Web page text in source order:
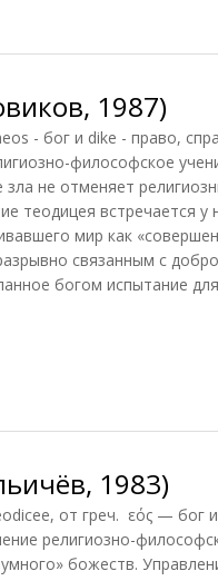
1987)
- бог и dike - право,
философское
не отменяет
теодицея встречается
мир как
связанным с
богом испытание
1983)
от греч. εός — бог
религиозно-
божеств.